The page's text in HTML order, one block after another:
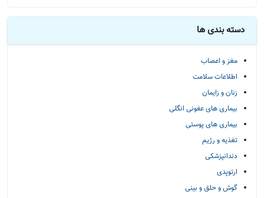
دسته بندی ها
مغز و اعصاب
اطلاعات سلامت
زنان و زایمان
بیماری های عفونی انگلی
بیماری های پوستی
تغذیه و رژیم
دندانپزشکی
ارتوپدی
گوش و حلق و بینی